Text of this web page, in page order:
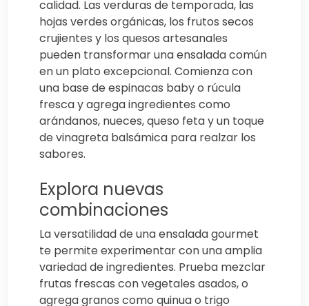
calidad. Las verduras de temporada, las
hojas verdes orgánicas, los frutos secos
crujientes y los quesos artesanales
pueden transformar una ensalada común
en un plato excepcional. Comienza con
una base de espinacas baby o rúcula
fresca y agrega ingredientes como
arándanos, nueces, queso feta y un toque
de vinagreta balsámica para realzar los
sabores.
Explora nuevas
combinaciones
La versatilidad de una ensalada gourmet
te permite experimentar con una amplia
variedad de ingredientes. Prueba mezclar
frutas frescas con vegetales asados, o
agrega granos como quinua o trigo